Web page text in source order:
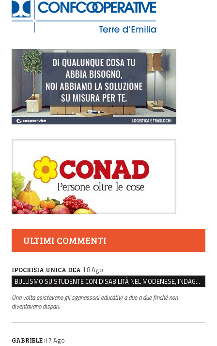
ULTIMI COMMENTI
IPOCRISIA UNICA DEA il 8 Ago
BULLISMO SU STUDENTE CON DISABILITÀ NEL MODENESE, INDAGATI DUE RAGAZZI DI 16 ANNI
Una volta esistevano gli sganassoni educativi a due a due finché non
diventavano dispari.
GABRIELE il 7 Ago